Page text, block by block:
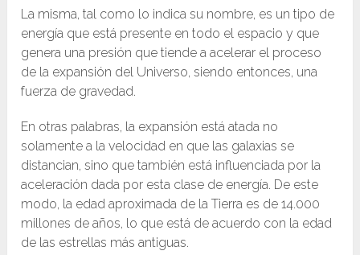
La misma, tal como lo indica su nombre, es un tipo de
energía que está presente en todo el espacio y que
genera una presión que tiende a acelerar el proceso
de la expansión del Universo, siendo entonces, una
fuerza de gravedad.
En otras palabras, la expansión está atada no
solamente a la velocidad en que las galaxias se
distancian, sino que también está influenciada por la
aceleración dada por esta clase de energía. De este
modo, la edad aproximada de la Tierra es de 14.000
millones de años, lo que está de acuerdo con la edad
de las estrellas más antiguas.